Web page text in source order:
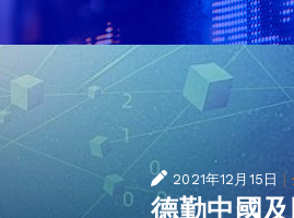
2021年12月15日 |
德勤中國